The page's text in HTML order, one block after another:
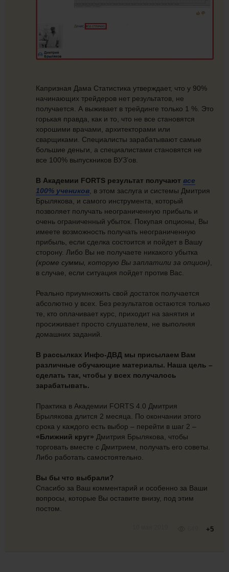
Капризная Дама Статистика утверждает, что у 90%
начинающих трейдеров нет результатов, не
получается. А выживает в трейдинге только 1 %. Это
горькая правда, как и то, что не все становятся
хорошими врачами, архитекторами или
сварщиками. Специалисты зарабатывают самые
большие деньги, а специалистами становятся не
все 100% выпускников ВУЗ’ов.
В Академии FORTS результат получают все
100% учеников , в этом заслуга и системы Дмитрия
Брылякова, и самого инструмента, который
позволяет получать неограниченную прибыль и
очень ограниченный убыток. Покупая опционы, Вы
имеете возможность получать неограниченную
прибыль, если сделка состоится и пойдет в Вашу
сторону. Либо Вы не получаете никакого убытка
(кроме суммы, которую Вы заплатили за опцион)
в случае, если ситуация пойдет против Вас.
Реально приумножить свой достаток получается
абсолютно у всех. Без результатов остаются только
те, кто оплачивает курс, приходит на занятия и
просиживает просто слушателем, не выполняя
домашних заданий.
В рассылках Инфо-ДВД мы присылаем Вам
различные обучающие материалы. Наша цель –
сделать так, чтобы у всех получалось
зарабатывать.
Практика в Академии FORTS 4.0 Дмитрия
Брылякова длится 2 месяца. По окончании этого
срока у каждого есть выбор – перейти в шаг 2 –
«Ближний круг» Дмитрия Брылякова, чтобы
торговать вместе с Дмитрием, получать его советы.
Либо работать самостоятельно.
Вы бы что выбрали?
Спасибо за Ваш комментарий и особенно за Ваши
вопросы, которые Вы оставите внизу, под этим
постом.
+5